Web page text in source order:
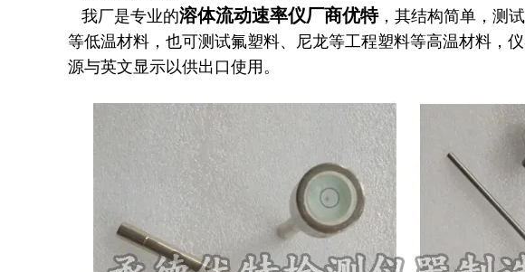
我厂是专业的溶体流动速率仪厂商优特，其结构简单，测
等低温材料，也可测试氟塑料、尼龙等工程塑料等高温材料，
源与英文显示以供出口使用。